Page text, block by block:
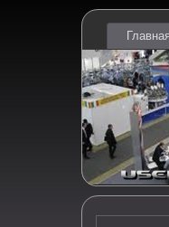
Главная